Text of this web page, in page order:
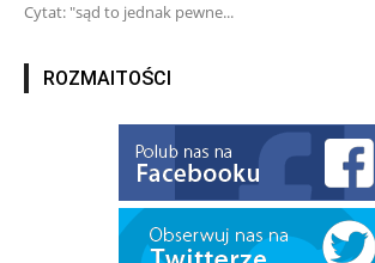
Cytat: "sąd to jednak pewne...
ROZMAITOŚCI